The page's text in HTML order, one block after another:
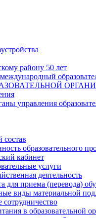
району 50 лет
управления
состав
образовательного
кабинет
услуги
деятельность
для приема (перевода)
виды материальной
в образовательной